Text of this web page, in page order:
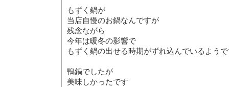
もずく鍋が
当店自慢のお鍋なんですが
残念ながら
今年は暖冬の影響で
もずく鍋の出せる時期がずれ込んでいるよう
鴨鍋でしたが
美味しかったです